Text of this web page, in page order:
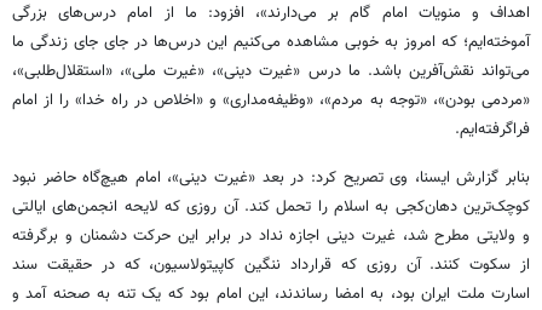
اهداف و منویات امام گام بر می‌دارند»، افزود: ما از امام درس‌های بزرگی
آموخته‌ایم؛ که امروز به خوبی مشاهده می‌کنیم این درس‌ها در جای جای زندگی ما
می‌تواند نقش‌آفرین باشد. ما درس «غیرت دینی»، «غیرت ملی»، «استقلال‌طلبی»،
«مردمی بودن»، «توجه به مردم»، «وظیفه‌مداری» و «اخلاص در راه خدا» را از امام
فراگرفته‌ایم.
بنابر گزارش ایسنا، وی تصریح کرد: در بعد «غیرت دینی»، امام هیچ‌گاه حاضر نبود
کوچک‌ترین دهان‌کجی به اسلام را تحمل کند. آن روزی که لایحه انجمن‌های ایالتی
و ولایتی مطرح شد، غیرت دینی اجازه نداد در برابر این حرکت دشمنان و برگرفته
از سکوت کنند. آن روزی که قرارداد ننگین کاپیتولاسیون، که در حقیقت سند
اسارت ملت ایران بود، به امضا رساندند، این امام بود که یک تنه به صحنه آمد و